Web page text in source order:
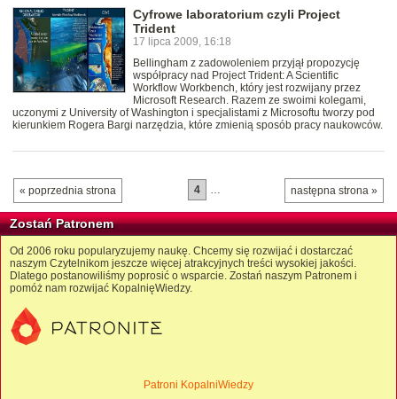
Cyfrowe laboratorium czyli Project
Trident
17 lipca 2009, 16:18
Bellingham z zadowoleniem przyjął propozycję
współpracy nad Project Trident: A Scientific
Workflow Workbench, który jest rozwijany przez
Microsoft Research. Razem ze swoimi kolegami,
uczonymi z University of Washington i specjalistami z Microsoftu tworzy pod
kierunkiem Rogera Bargi narzędzia, które zmienią sposób pracy naukowców.
« poprzednia strona następna strona »
4 …
Zostań Patronem
Od 2006 roku popularyzujemy naukę. Chcemy się rozwijać i dostarczać
naszym Czytelnikom jeszcze więcej atrakcyjnych treści wysokiej jakości.
Dlatego postanowiliśmy poprosić o wsparcie. Zostań naszym Patronem i
pomóż nam rozwijać KopalnięWiedzy.
Patroni KopalniWiedzy